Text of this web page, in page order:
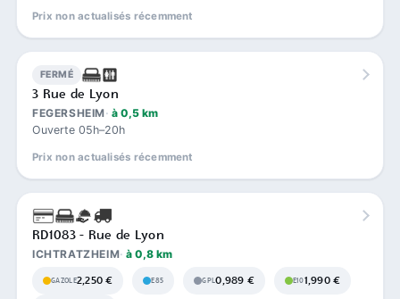
Prix non actualisés récemment
FERMÉ
3 Rue de Lyon
FEGERSHEIM à 0,5 km
Ouverte 05h–20h
Prix non actualisés récemment
RD1083 - Rue de Lyon
ICHTRATZHEIM à 0,8 km
GAZOLE2,250 € E85 GPL0,989 € E101,990 €